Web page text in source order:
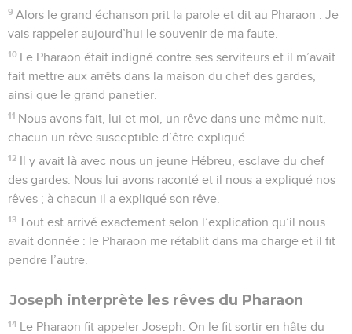
9 Alors le grand échanson prit la parole et dit au Pharaon : Je
vais rappeler aujourd’hui le souvenir de ma faute.
10 Le Pharaon était indigné contre ses serviteurs et il m’avait
fait mettre aux arrêts dans la maison du chef des gardes,
ainsi que le grand panetier.
11 Nous avons fait, lui et moi, un rêve dans une même nuit,
chacun un rêve susceptible d’être expliqué.
12 Il y avait là avec nous un jeune Hébreu, esclave du chef
des gardes. Nous lui avons raconté et il nous a expliqué nos
rêves ; à chacun il a expliqué son rêve.
13 Tout est arrivé exactement selon l’explication qu’il nous
avait donnée : le Pharaon me rétablit dans ma charge et il fit
pendre l’autre.
Joseph interprète les rêves du Pharaon
14 Le Pharaon fit appeler Joseph. On le fit sortir en hâte du